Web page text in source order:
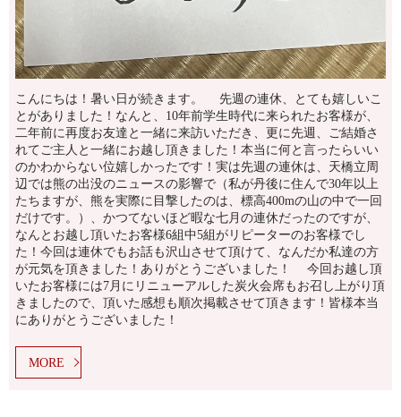
こんにちは！暑い日が続きます。 先週の連休、とても嬉しいこ
とがありました！なんと、10年前学生時代に来られたお客様が、
二年前に再度お友達と一緒に来訪いただき、更に先週、ご結婚さ
れてご主人と一緒にお越し頂きました！本当に何と言ったらいい
のかわからない位嬉しかったです！実は先週の連休は、天橋立周
辺では熊の出没のニュースの影響で（私が丹後に住んで30年以上
たちますが、熊を実際に目撃したのは、標高400mの山の中で一回
だけです。）、かつてないほど暇な七月の連休だったのですが、
なんとお越し頂いたお客様6組中5組がリピーターのお客様でし
た！今回は連休でもお話も沢山させて頂けて、なんだか私達の方
が元気を頂きました！ありがとうございました！ 今回お越し頂
いたお客様には7月にリニューアルした炭火会席もお召し上がり頂
きましたので、頂いた感想も順次掲載させて頂きます！皆様本当
にありがとうございました！
MORE